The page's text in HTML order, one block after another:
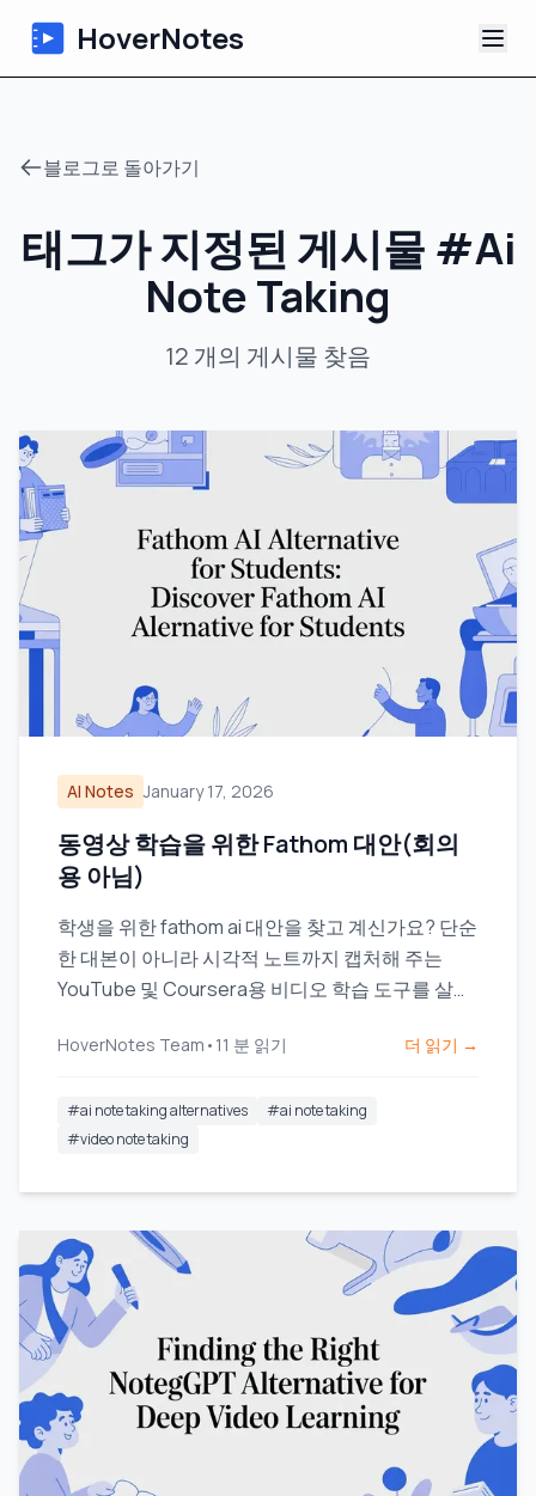
HoverNotes
AI 영상 노트
튜토리얼
소개
블로그
블로그로 돌아가기
태그가 지정된 게시물 #Ai
Note Taking
12 개의 게시물 찾음
AI Notes January 17, 2026
동영상 학습을 위한 Fathom 대안(회의
용 아님)
학생을 위한 fathom ai 대안을 찾고 계신가요? 단순
한 대본이 아니라 시각적 노트까지 캡처해 주는
YouTube 및 Coursera용 비디오 학습 도구를 살펴
HoverNotes Team • 11 분 읽기 더 읽기 →
#ai note taking alternatives #ai note taking
#video note taking